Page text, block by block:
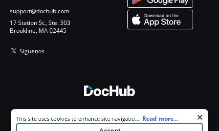
support@dochub.com
17 Station St., Ste. 303
Brookline, MA 02445
Síguenos
Todos los derechos reservados.
Cookie consent notice
This site uses cookies to enhance site navigation and personalize
your experience. By using this site you agree to our use of cookies as
... Read more...